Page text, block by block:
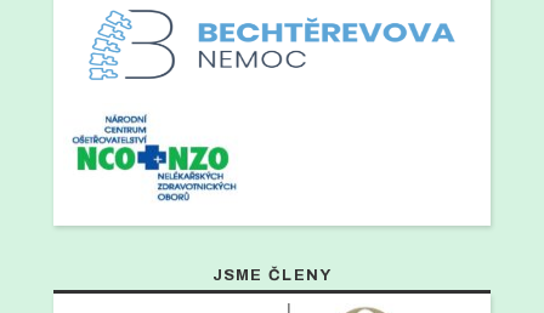
JSME ČLENY